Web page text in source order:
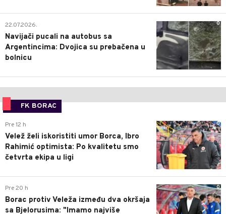
0
22.07.2026.
Navijači pucali na autobus sa
Argentincima: Dvojica su prebačena u
bolnicu
FK BORAC
0
Pre 12 h
Velež želi iskoristiti umor Borca, Ibro
Rahimić optimista: Po kvalitetu smo
četvrta ekipa u ligi
0
Pre 20 h
Borac protiv Veleža između dva okršaja
sa Bjelorusima: "Imamo najviše